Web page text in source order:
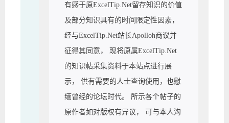
有感于原ExcelTip.Net留存知识的价值
及部分知识具有的时间限定性因素，
经与ExcelTip.Net站长Apolloh商议并
征得其同意， 现将原属ExcelTip.Net
的知识帖采集资料于本站点进行展
示， 供有需要的人士查询使用，也慰
缅曾经的论坛时代。 所示各个帖子的
原作者如对版权有异议， 可与本人沟